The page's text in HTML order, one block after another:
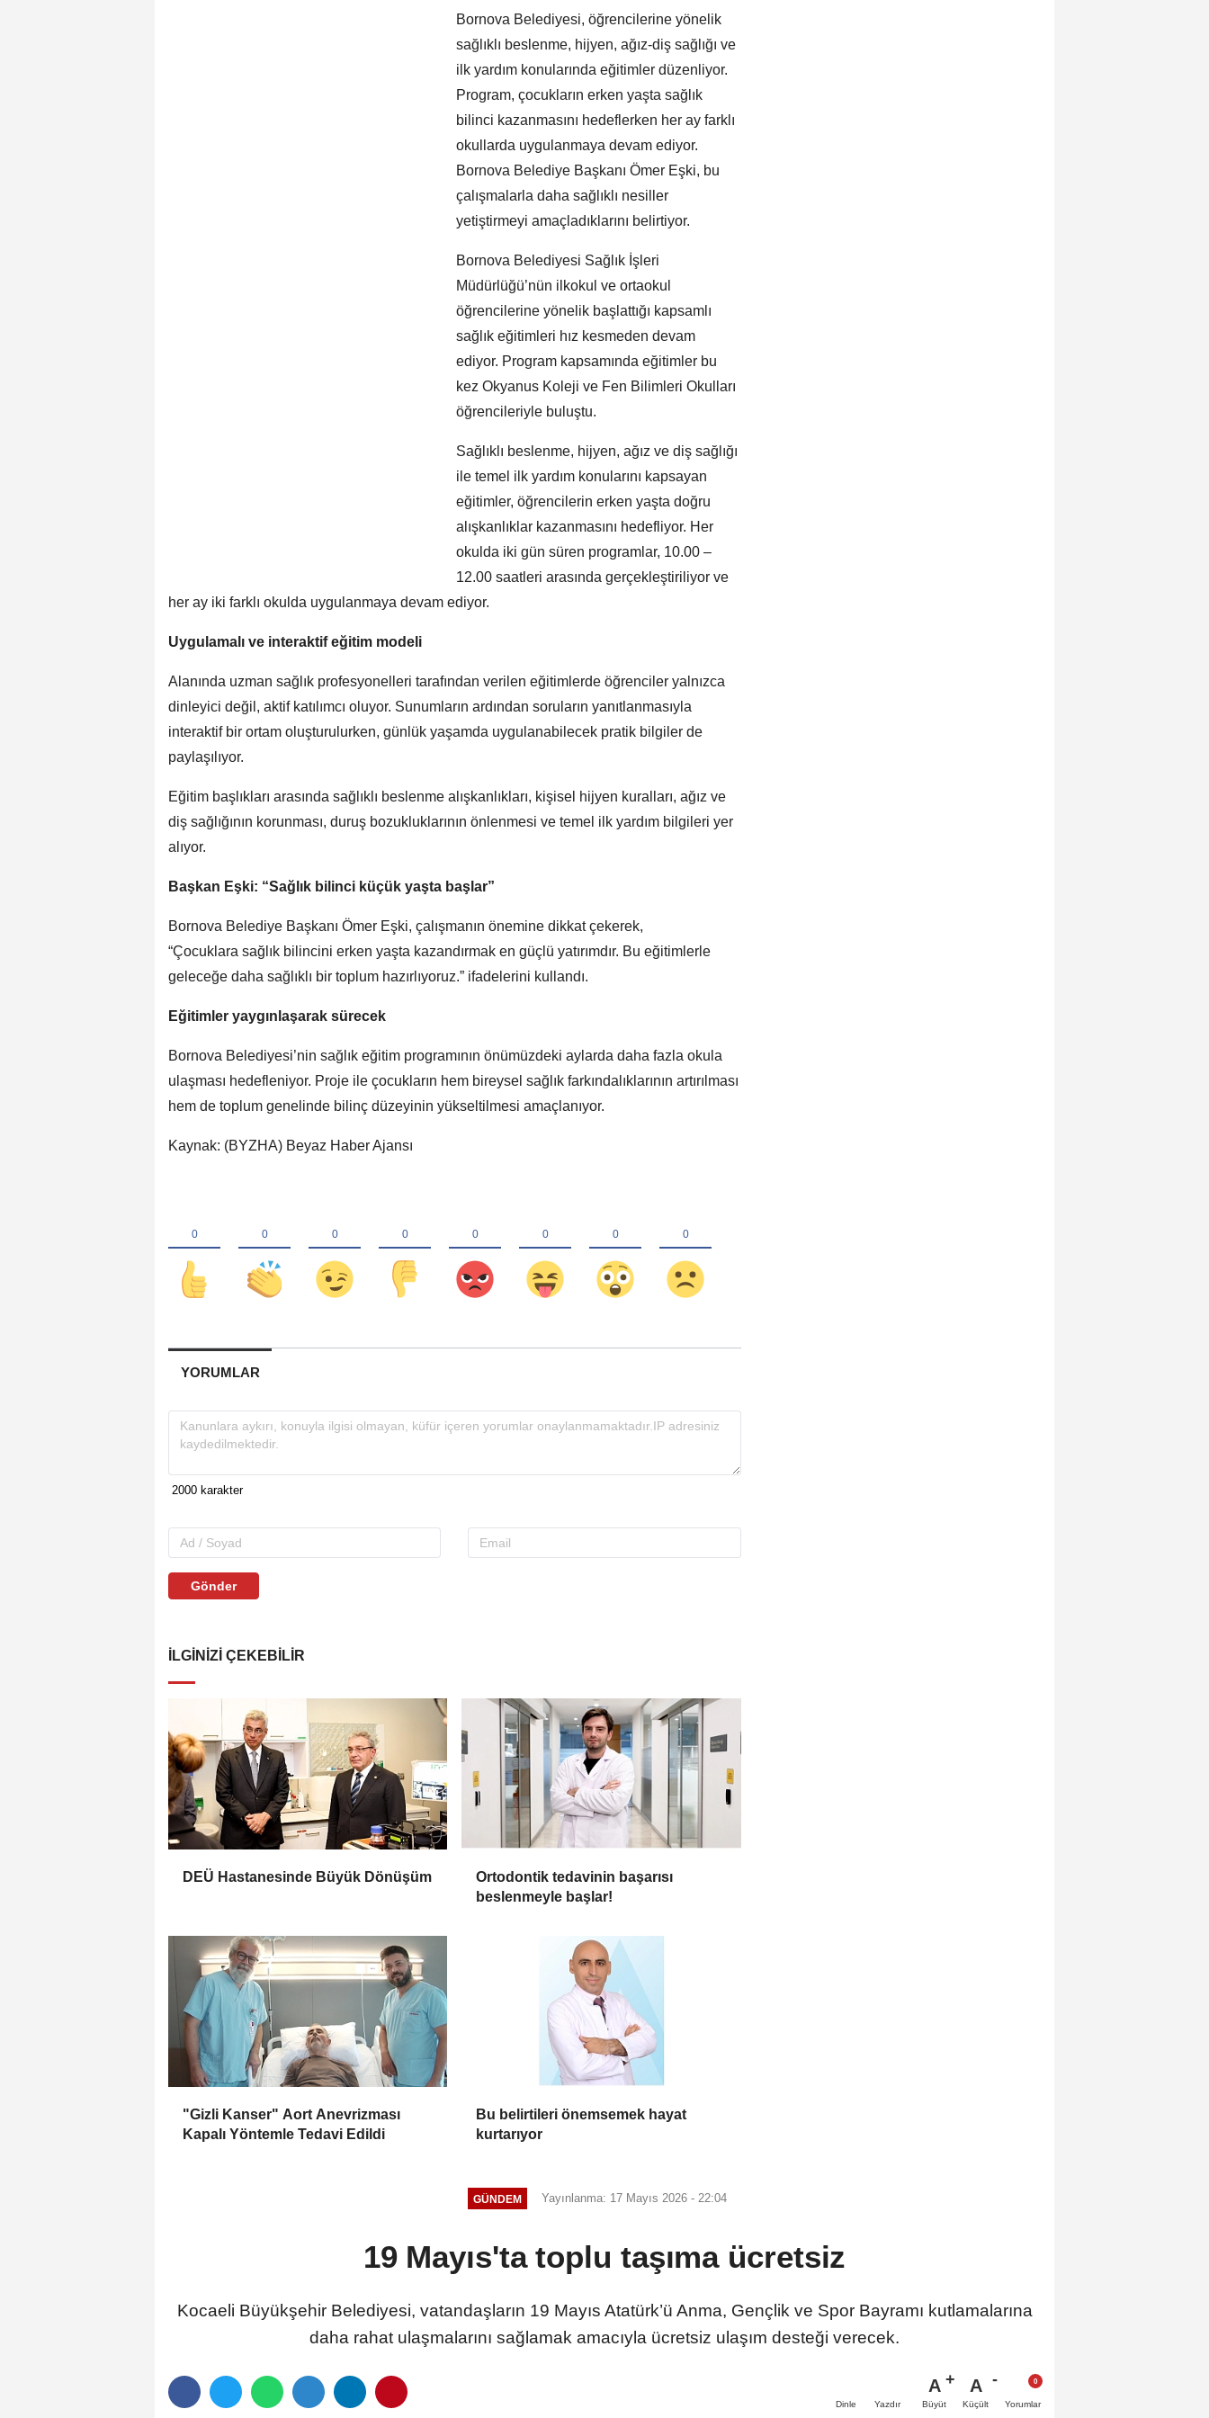
Bornova Belediyesi, öğrencilerine yönelik
sağlıklı beslenme, hijyen, ağız-diş sağlığı ve
ilk yardım konularında eğitimler düzenliyor.
Program, çocukların erken yaşta sağlık
bilinci kazanmasını hedeflerken her ay farklı
okullarda uygulanmaya devam ediyor.
Bornova Belediye Başkanı Ömer Eşki, bu
çalışmalarla daha sağlıklı nesiller
yetiştirmeyi amaçladıklarını belirtiyor.
Bornova Belediyesi Sağlık İşleri
Müdürlüğü’nün ilkokul ve ortaokul
öğrencilerine yönelik başlattığı kapsamlı
sağlık eğitimleri hız kesmeden devam
ediyor. Program kapsamında eğitimler bu
kez Okyanus Koleji ve Fen Bilimleri Okulları
öğrencileriyle buluştu.
Sağlıklı beslenme, hijyen, ağız ve diş sağlığı
ile temel ilk yardım konularını kapsayan
eğitimler, öğrencilerin erken yaşta doğru
alışkanlıklar kazanmasını hedefliyor. Her
okulda iki gün süren programlar, 10.00 –
12.00 saatleri arasında gerçekleştiriliyor ve
her ay iki farklı okulda uygulanmaya devam ediyor.
Uygulamalı ve interaktif eğitim modeli
Alanında uzman sağlık profesyonelleri tarafından verilen eğitimlerde öğrenciler yalnızca
dinleyici değil, aktif katılımcı oluyor. Sunumların ardından soruların yanıtlanmasıyla
interaktif bir ortam oluşturulurken, günlük yaşamda uygulanabilecek pratik bilgiler de
paylaşılıyor.
Eğitim başlıkları arasında sağlıklı beslenme alışkanlıkları, kişisel hijyen kuralları, ağız ve
diş sağlığının korunması, duruş bozukluklarının önlenmesi ve temel ilk yardım bilgileri yer
alıyor.
Başkan Eşki: “Sağlık bilinci küçük yaşta başlar”
Bornova Belediye Başkanı Ömer Eşki, çalışmanın önemine dikkat çekerek,
“Çocuklara sağlık bilincini erken yaşta kazandırmak en güçlü yatırımdır. Bu eğitimlerle
geleceğe daha sağlıklı bir toplum hazırlıyoruz.” ifadelerini kullandı.
Eğitimler yaygınlaşarak sürecek
Bornova Belediyesi’nin sağlık eğitim programının önümüzdeki aylarda daha fazla okula
ulaşması hedefleniyor. Proje ile çocukların hem bireysel sağlık farkındalıklarının artırılması
hem de toplum genelinde bilinç düzeyinin yükseltilmesi amaçlanıyor.
Kaynak: (BYZHA) Beyaz Haber Ajansı
YORUMLAR
Gönder
İLGINIZI ÇEKEBILIR
DEÜ Hastanesinde Büyük Dönüşüm
Ortodontik tedavinin başarısı
beslenmeyle başlar!
"Gizli Kanser" Aort Anevrizması
Kapalı Yöntemle Tedavi Edildi
Bu belirtileri önemsemek hayat
kurtarıyor
GÜNDEM Yayınlanma: 17 Mayıs 2026 - 22:04
19 Mayıs'ta toplu taşıma ücretsiz
Kocaeli Büyükşehir Belediyesi, vatandaşların 19 Mayıs Atatürk’ü Anma, Gençlik ve Spor Bayramı kutlamalarına
daha rahat ulaşmalarını sağlamak amacıyla ücretsiz ulaşım desteği verecek.
Dinle Yazdır
A
Büyüt
A
Küçült Yorumlar